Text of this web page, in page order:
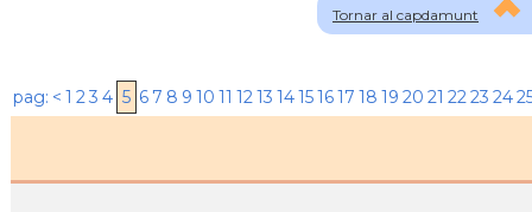
Tornar al capdamunt
pag: < 1 23 4 5 6 7 8 9 10 11 1213 14151617 18 19 20 21 2223 24